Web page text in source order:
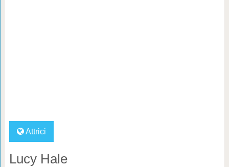
Attrici
Lucy Hale